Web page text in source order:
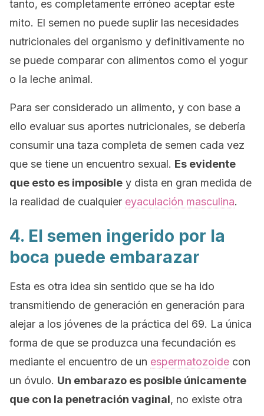
tanto, es completamente erróneo aceptar este
mito. El semen no puede suplir las necesidades
nutricionales del organismo y definitivamente no
se puede comparar con alimentos como el yogur
o la leche animal.
Para ser considerado un alimento, y con base a
ello evaluar sus aportes nutricionales, se debería
consumir una taza completa de semen cada vez
que se tiene un encuentro sexual. Es evidente
que esto es imposible y dista en gran medida de
la realidad de cualquier eyaculación masculina.
4. El semen ingerido por la
boca puede embarazar
Esta es otra idea sin sentido que se ha ido
transmitiendo de generación en generación para
alejar a los jóvenes de la práctica del 69. La única
forma de que se produzca una fecundación es
mediante el encuentro de un espermatozoide con
un óvulo. Un embarazo es posible únicamente
que con la penetración vaginal, no existe otra